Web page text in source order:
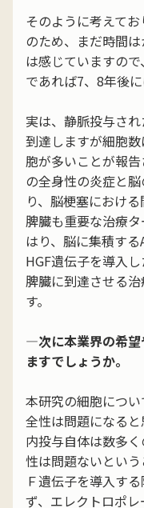
そのように考えて
のため、まだ時間
は感じていますの
であれば7、8年後に
実は、静脈投与さ
到達しますが細胞
胞が多いことが報
の全身性の炎症と
り、脳梗塞におけ
脾臓も重要な治療
はり、脳に集積する
HGF遺伝子を導入
脾臓に到達させる
す。
―次に本業界の希望
ますでしょうか。
本研究の細胞につ
全性は問題になる
内投与自体は数多
性は問題ないとい
Ｆ遺伝子を導入す
ず、エレクトロポ